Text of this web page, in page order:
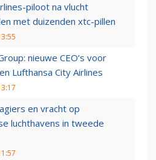
piloot na vlucht
met duizenden xtc-pillen
nieuwe CEO’s voor
Lufthansa City Airlines
en vracht op
luchthavens in tweede